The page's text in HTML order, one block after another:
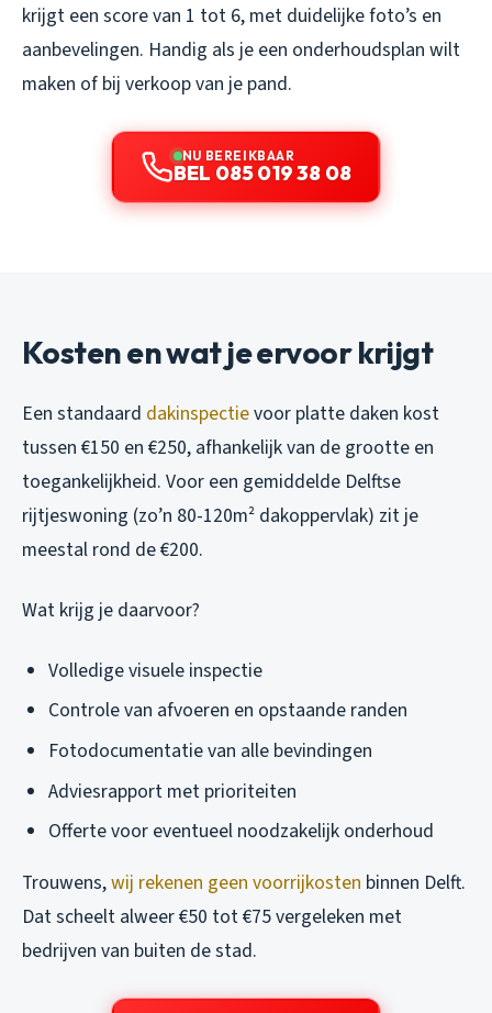
krijgt een score van 1 tot 6, met duidelijke foto’s en
aanbevelingen. Handig als je een onderhoudsplan wilt
maken of bij verkoop van je pand.
NU BEREIKBAAR
BEL 085 019 38 08
Kosten en wat je ervoor krijgt
Een standaard dakinspectievoor platte daken kost
tussen €150 en €250, afhankelijk van de grootte en
toegankelijkheid. Voor een gemiddelde Delftse
rijtjeswoning (zo’n 80-120m² dakoppervlak) zit je
meestal rond de €200.
Wat krijg je daarvoor?
Volledige visuele inspectie
Controle van afvoeren en opstaande randen
Fotodocumentatie van alle bevindingen
Adviesrapport met prioriteiten
Offerte voor eventueel noodzakelijk onderhoud
Trouwens,wij rekenen geen voorrijkosten binnen Delft.
Dat scheelt alweer €50 tot €75 vergeleken met
bedrijven van buiten de stad.